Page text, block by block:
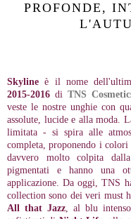
PROFONDE,
Skyline è il nome
2015-2016 di TNS
veste le nostre unghie con
assolute, lucide e alla moda.
limitata - si spira alle
completa, proponendo i
davvero molto colpita
pigmentati e hanno una
applicazione. Da oggi, TNS
collection sono dei veri must
All that Jazz , al blu